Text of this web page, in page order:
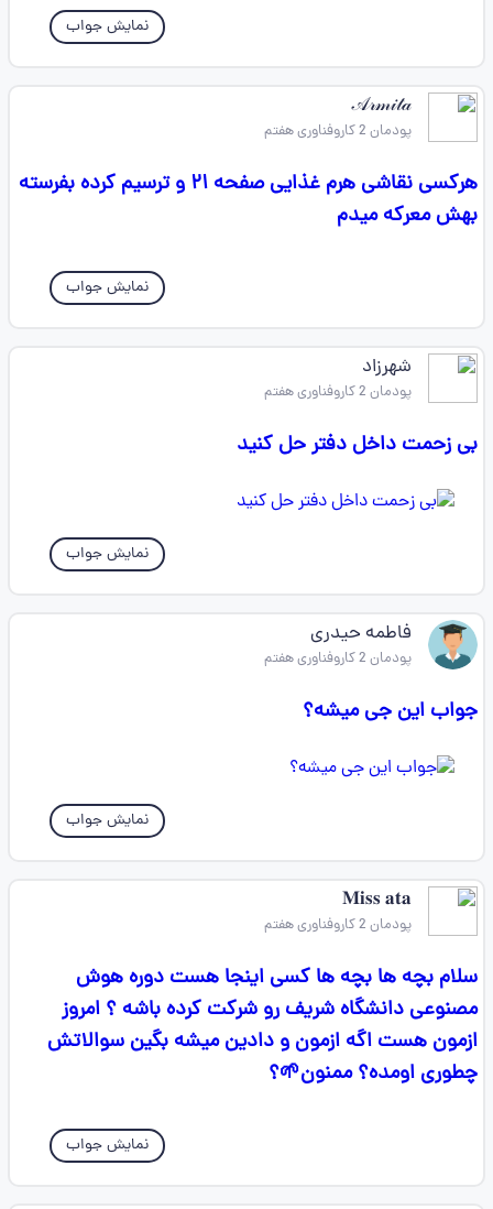
نمایش جواب
𝒜𝓇𝓂𝒾𝓉𝒶
پودمان 2 کاروفناوری هفتم
هرکسی نقاشی هرم غذایی صفحه ۲۱ و ترسیم کرده بفرسته
بهش معرکه میدم
نمایش جواب
شهرزاد
پودمان 2 کاروفناوری هفتم
بی زحمت داخل دفتر حل کنید
نمایش جواب
فاطمه حیدری
پودمان 2 کاروفناوری هفتم
جواب این جی میشه؟
نمایش جواب
𝐌𝐢𝐬𝐬 𝐚𝐭𝐚 ‌‌‌‌‌
پودمان 2 کاروفناوری هفتم
سلام بچه ها بچه ها کسی اینجا هست دوره هوش
مصنوعی دانشگاه شریف رو شرکت کرده باشه ؟ امروز
ازمون هست اگه ازمون و دادین میشه بگین سوالاتش
چطوری اومده؟ ممنون🌱؟
نمایش جواب